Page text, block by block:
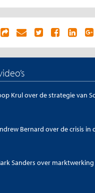
Krul over de strategie van
Bernard over de crisis in
Sanders over